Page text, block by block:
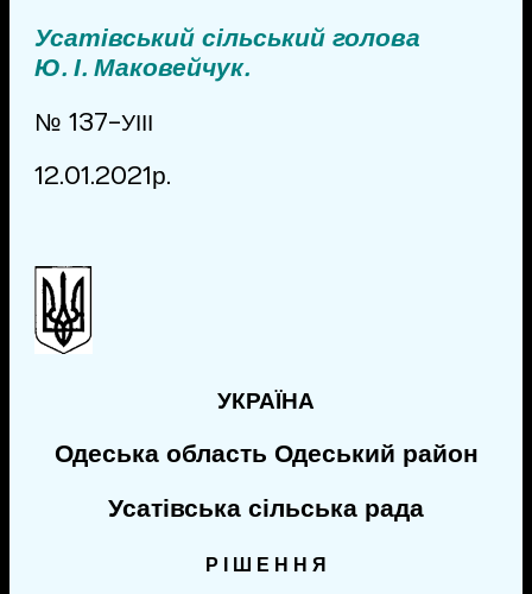
Усатівський сільський голова
Ю. І. Маковейчук.
№ 137-УІІІ
12.01.2021р.
УКРАЇНА
Одеська область Одеський район
Усатівська сільська рада
Р І Ш Е Н Н Я